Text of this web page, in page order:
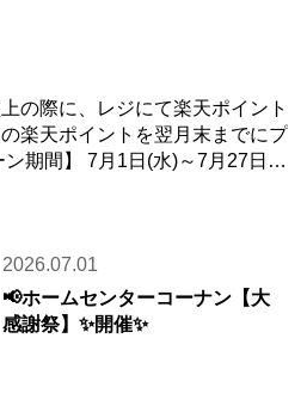
の際に、レジにて楽天ポイント
楽天ポイントを翌月末までにプ
2026.07.01
📢ホームセンターコーナン【大
感謝祭】✨開催✨